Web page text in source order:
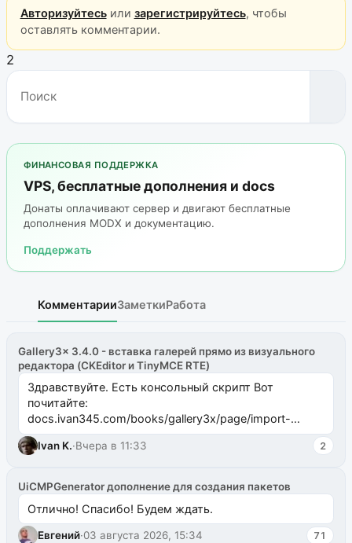
Авторизуйтесьили зарегистрируйтесь, чтобы
оставлять комментарии.
2
ФИНАНСОВАЯ ПОДДЕРЖКА
VPS, бесплатные дополнения и docs
Донаты оплачивают сервер и двигают бесплатные
дополнения MODX и документацию.
Поддержать
КомментарииЗаметкиРабота
Gallery3x 3.4.0 - вставка галерей прямо из визуального
редактора (CKEditor и TinyMCE RTE)
Здравствуйте. Есть консольный скрипт Вот
почитайте:
docs.ivan345.com/books/gallery3x/page/import-
ms2galleryphp
Ivan K.·Вчера в 11:33 2
UiCMPGenerator дополнение для создания пакетов
Отлично! Спасибо! Будем ждать.
Евгений·03 августа 2026, 15:34 71